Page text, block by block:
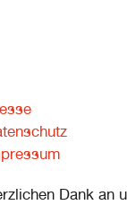
Dank an